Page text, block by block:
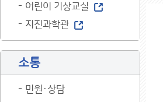
어린이 기상교실
지진과학관
소통
민원·상담